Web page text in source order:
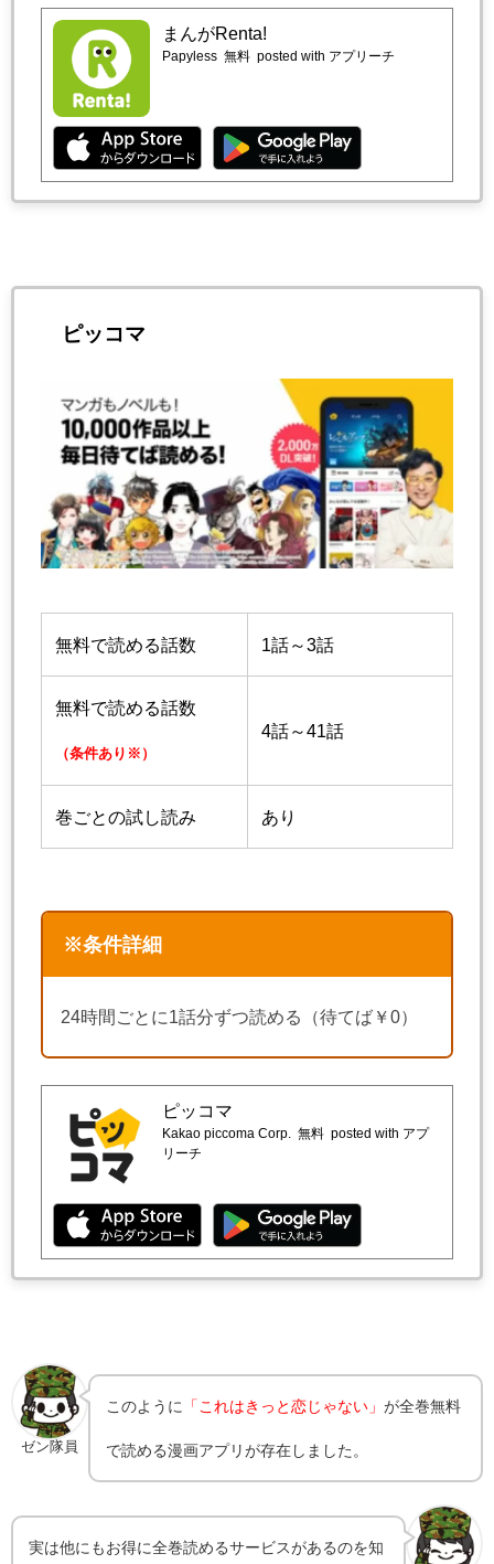
まんがRenta!
Papyless 無料 posted with アプリーチ
ピッコマ
無料で読める話数 1話～3話
無料で読める話数
（条件あり※）
4話～41話
巻ごとの試し読み あり
※条件詳細
24時間ごとに1話分ずつ読める（待てば￥0）
ピッコマ
Kakao piccoma Corp. 無料 posted with アプ
リーチ
ゼン隊員
このように 「これはきっと恋じゃない」が全巻無料
で読める漫画アプリが存在しました。
実は他にもお得に全巻読めるサービスがあるのを知